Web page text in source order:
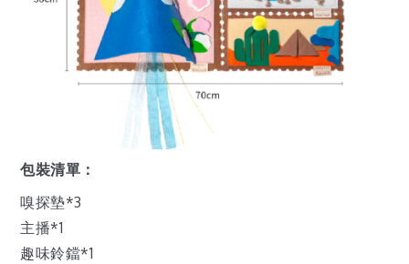
包裝清單：
嗅探墊*3
主播*1
趣味鈴鐺*1